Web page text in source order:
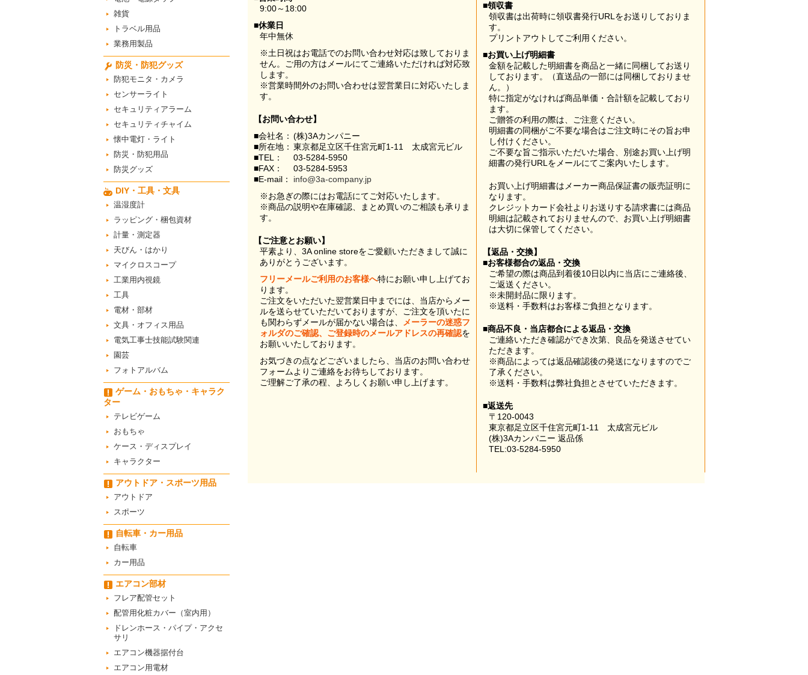
雑貨
トラベル用品
業務用製品
防災・防犯グッズ
防犯モニタ・カメラ
センサーライト
セキュリティアラーム
セキュリティチャイム
懐中電灯・ライト
防災・防犯用品
防災グッズ
DIY・工具・文具
温湿度計
ラッピング・梱包資材
計量・測定器
天びん・はかり
マイクロスコープ
工業用内視鏡
工具
電材・部材
文具・オフィス用品
電気工事士技能試験関連
園芸
フォトアルバム
ゲーム・おもちゃ・キャラク
ター
テレビゲーム
おもちゃ
ケース・ディスプレイ
キャラクター
アウトドア・スポーツ用品
アウトドア
スポーツ
自転車・カー用品
自転車
カー用品
エアコン部材
フレア配管セット
配管用化粧カバー（室内用）
ドレンホース・パイプ・アクセ
サリ
エアコン機器据付台
エアコン用電材
9:00～18:00
■休業日
年中無休
※土日祝はお電話でのお問い合わせ対応は致しておりま
せん。ご用の方はメールにてご連絡いただければ対応致
します。
※営業時間外のお問い合わせは翌営業日に対応いたしま
す。
【お問い合わせ】
■会社名： (株)3Aカンパニー
■所在地： 東京都足立区千住宮元町1-11 太成宮元ビル
■TEL：
03-5284-5950
■FAX：
03-5284-5953
■E-mail：
info@3a-company.jp
※お急ぎの際にはお電話にてご対応いたします。
※商品の説明や在庫確認、まとめ買いのご相談も承りま
す。
【ご注意とお願い】
平素より、3A online storeをご愛顧いただきまして誠に
ありがとうございます。
フリーメールご利用のお客様へ特にお願い申し上げてお
ります。
ご注文をいただいた翌営業日中までには、当店からメー
ルを送らせていただいておりますが、ご注文を頂いたに
も関わらずメールが届かない場合は、
メーラーの迷惑フ
ォルダのご確認、ご登録時のメールアドレスの再確認を
お願いいたしております。
お気づきの点などございましたら、当店のお問い合わせ
フォームよりご連絡をお待ちしております。
ご理解ご了承の程、よろしくお願い申し上げます。
■領収書
領収書は出荷時に領収書発行URLをお送りしておりま
す。
プリントアウトしてご利用ください。
■お買い上げ明細書
金額を記載した明細書を商品と一緒に同梱してお送り
しております。（直送品の一部には同梱しておりませ
ん。）
特に指定がなければ商品単価・合計額を記載しており
ます。
ご贈答の利用の際は、ご注意ください。
明細書の同梱がご不要な場合はご注文時にその旨お申
し付けください。
ご不要な旨ご指示いただいた場合、別途お買い上げ明
細書の発行URLをメールにてご案内いたします。
お買い上げ明細書はメーカー商品保証書の販売証明に
なります。
クレジットカード会社よりお送りする請求書には商品
明細は記載されておりませんので、お買い上げ明細書
は大切に保管してください。
【返品・交換】
■お客様都合の返品・交換
ご希望の際は商品到着後10日以内に当店にご連絡後、
ご返送ください。
※未開封品に限ります。
※送料・手数料はお客様ご負担となります。
■商品不良・当店都合による返品・交換
ご連絡いただき確認ができ次第、良品を発送させてい
ただきます。
※商品によっては返品確認後の発送になりますのでご
了承ください。
※送料・手数料は弊社負担とさせていただきます。
■返送先
〒120-0043
東京都足立区千住宮元町1-11 太成宮元ビル
(株)3Aカンパニー 返品係
TEL:03-5284-5950